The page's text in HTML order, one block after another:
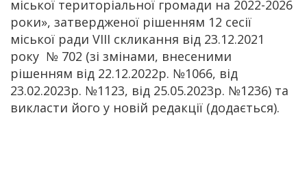
міської територіальної громади на 2022-2026
роки», затвердженої рішенням 12 сесії
міської ради VIІІ скликання від 23.12.2021
року № 702 (зі змінами, внесеними
рішенням від 22.12.2022р. №1066, від
23.02.2023р. №1123, від 25.05.2023р. №1236) та
викласти його у новій редакції (додається).